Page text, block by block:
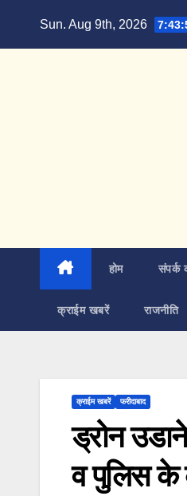
Sun. Aug 9th, 2026
होम संपर्क
क्राईम खबरें राजनीति
क्राईम खबरें फरीदाबाद
ड्रोन
व पुलिस के